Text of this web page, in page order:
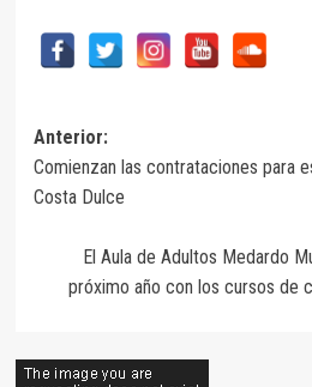
Navegación
de
Anterior:
Comienzan las contrataciones para
Costa Dulce
El Aula de Adultos Medardo
próximo año con los cursos de